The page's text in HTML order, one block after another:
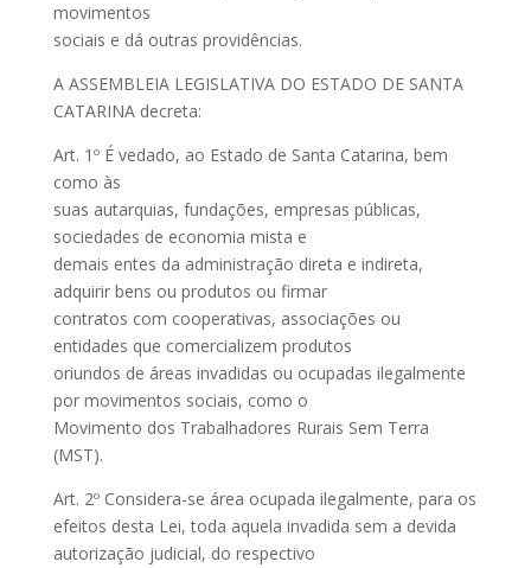
movimentos
sociais e dá outras providências.
A ASSEMBLEIA LEGISLATIVA DO ESTADO DE SANTA
CATARINA decreta:
Art. 1º É vedado, ao Estado de Santa Catarina, bem
como às
suas autarquias, fundações, empresas públicas,
sociedades de economia mista e
demais entes da administração direta e indireta,
adquirir bens ou produtos ou firmar
contratos com cooperativas, associações ou
entidades que comercializem produtos
oriundos de áreas invadidas ou ocupadas ilegalmente
por movimentos sociais, como o
Movimento dos Trabalhadores Rurais Sem Terra
(MST).
Art. 2º Considera-se área ocupada ilegalmente, para os
efeitos desta Lei, toda aquela invadida sem a devida
autorização judicial, do respectivo